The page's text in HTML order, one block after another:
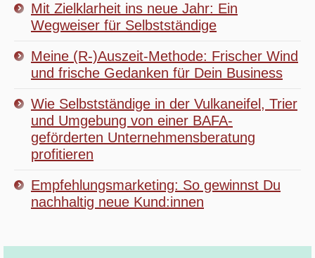
Mit Zielklarheit ins neue Jahr: Ein
Wegweiser für Selbstständige
Meine (R-)Auszeit-Methode: Frischer Wind
und frische Gedanken für Dein Business
Wie Selbstständige in der Vulkaneifel, Trier
und Umgebung von einer BAFA-
geförderten Unternehmensberatung
profitieren
Empfehlungsmarketing: So gewinnst Du
nachhaltig neue Kund:innen